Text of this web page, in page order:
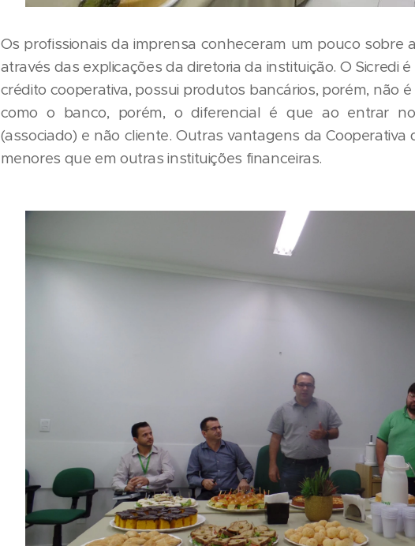
Os profissionais da imprensa conheceram um pouco sobre
através das explicações da diretoria da instituição. O Sicredi
crédito cooperativa, possui produtos bancários, porém, não
como o banco, porém, o diferencial é que ao entrar
(associado) e não cliente. Outras vantagens da
menores que em outras instituições financeiras.